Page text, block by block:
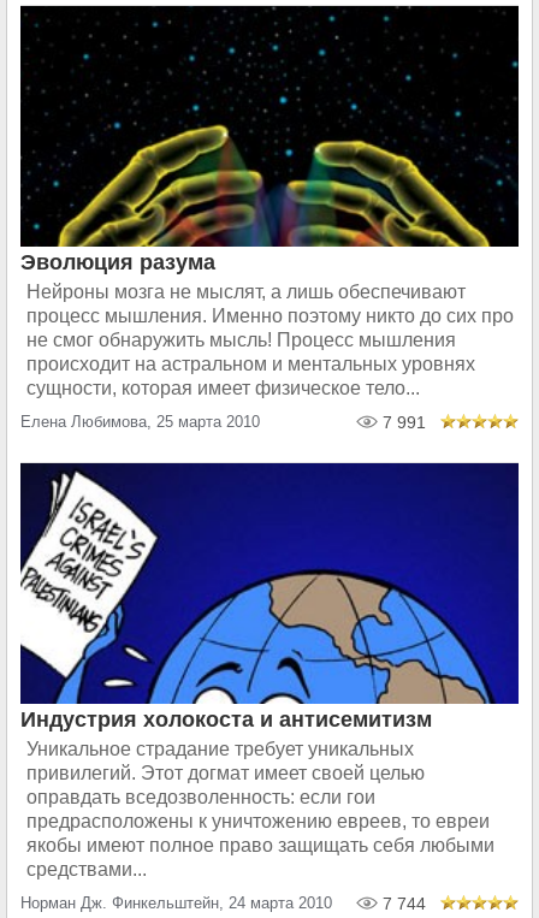
Эволюция разума
Нейроны мозга не мыслят, а лишь обеспечивают
процесс мышления. Именно поэтому никто до сих про
не смог обнаружить мысль! Процесс мышления
происходит на астральном и ментальных уровнях
сущности, которая имеет физическое тело...
Елена Любимова, 25 марта 2010 7 991
Индустрия холокоста и антисемитизм
Уникальное страдание требует уникальных
привилегий. Этот догмат имеет своей целью
оправдать вседозволенность: если гои
предрасположены к уничтожению евреев, то евреи
якобы имеют полное право защищать себя любыми
средствами...
Норман Дж. Финкельштейн, 24 марта 2010 7 744